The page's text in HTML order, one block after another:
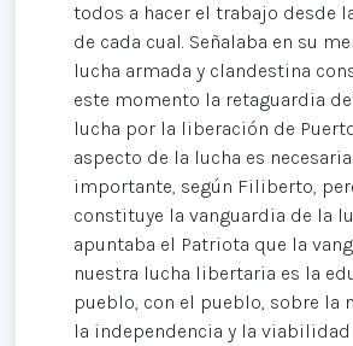
todos a hacer el trabajo desde
de cada cual. Señalaba en su
lucha armada y clandestina
este momento la retaguardia
lucha por la liberación de
aspecto de la lucha es
importante, según Filiberto,
constituye la vanguardia de la
apuntaba el Patriota que la
nuestra lucha libertaria es la
pueblo, con el pueblo, sobre la
la independencia y la viabilidad